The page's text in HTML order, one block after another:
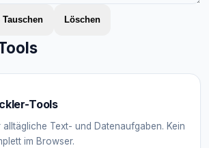
Löschen
Tools
Text- und Datenaufgaben. Kein
im Browser.